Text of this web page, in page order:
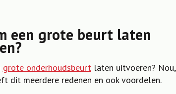
een grote beurt laten
grote onderhoudsbeurtlaten uitvoeren? Nou,
dit meerdere redenen en ook voordelen.